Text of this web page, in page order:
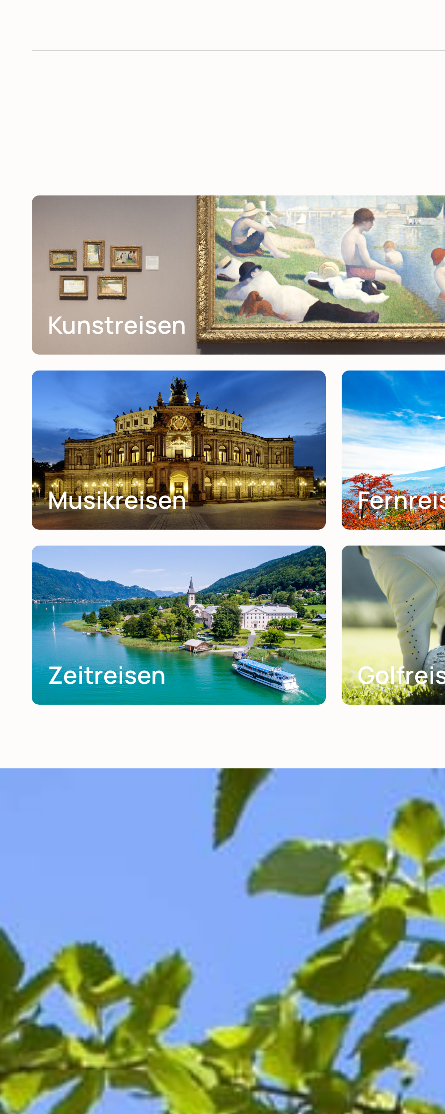
Kunstreisen
Musikreisen
Zeitreisen